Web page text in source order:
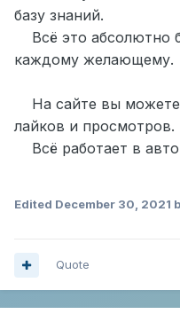
базу знаний.
Всё это абсолютно
каждому желающему.
На сайте вы можете
лайков и просмотров.
Всё работает в
Edited December 30, 2021
Quote